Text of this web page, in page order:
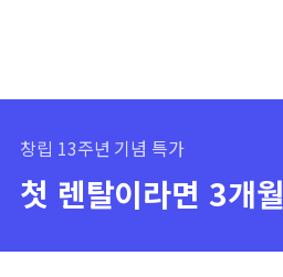
창립 13주년 기념 특가
첫 렌탈이라면 3개